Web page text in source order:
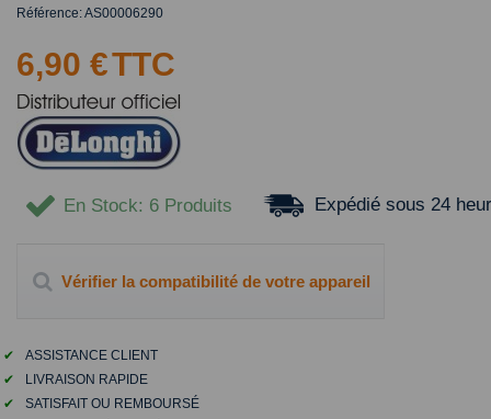
Référence:AS00006290
6,90 €TTC
En Stock: 6 Produits Expédié sous 24
Vérifier la compatibilité de votre appareil
✔
ASSISTANCE CLIENT
✔
LIVRAISON RAPIDE
✔
SATISFAIT OU REMBOURSÉ